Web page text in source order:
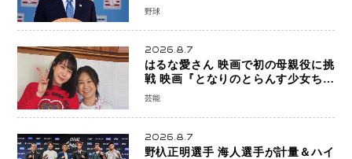
ならではの“魅せる興行”に世界が注目
野球
2026.8.7
はるな愛さん 映画で初の母親役に挑
戦 映画『となりのとらんす少女ちゃ
ん』11月7日公開 未来の自分との対話
芸能
2026.8.7
野杁正明選手 海人選手が計量＆ハイ